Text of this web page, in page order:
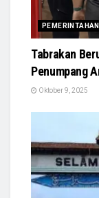
PEMERINTAHAN
Tabrakan
Penumpang
Oktober 9, 2025